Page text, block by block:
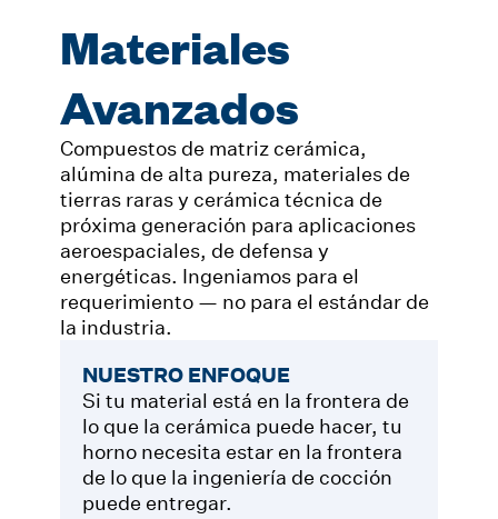
Materiales
Avanzados
Compuestos de matriz cerámica,
alúmina de alta pureza, materiales de
tierras raras y cerámica técnica de
próxima generación para aplicaciones
aeroespaciales, de defensa y
energéticas. Ingeniamos para el
requerimiento — no para el estándar de
la industria.
NUESTRO ENFOQUE
Si tu material está en la frontera de
lo que la cerámica puede hacer, tu
horno necesita estar en la frontera
de lo que la ingeniería de cocción
puede entregar.